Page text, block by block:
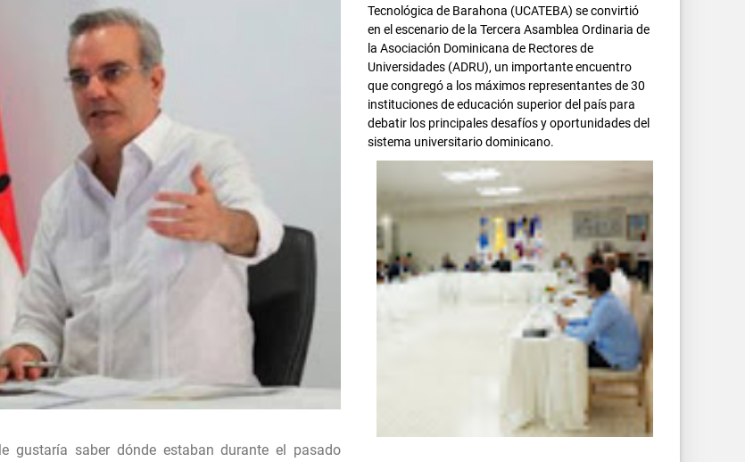
gustaría saber dónde estaban durante el pasado
Tecnológica de Barahona (UCATEBA) se convirtió
en el escenario de la Tercera Asamblea Ordinaria de
la Asociación Dominicana de Rectores de
Universidades (ADRU), un importante encuentro
que congregó a los máximos representantes de 30
instituciones de educación superior del país para
debatir los principales desafíos y oportunidades del
sistema universitario dominicano.